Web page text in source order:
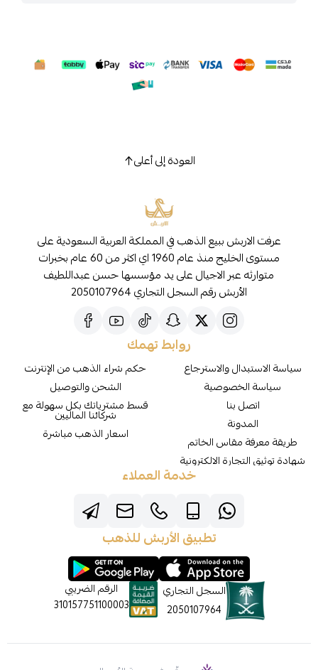
العودة إلى أعلى
عرفت الاربش ببيع الذهب في المملكة العربية السعودية على
مستوى الخليج منذ عام 1960 اي اكثر من 60 عام بخبرات
متوارثه عبر الاجيال على يد مؤسسها حسن عبداللطيف
الأربش رقم السجل التجاري 2050107964
روابط تهمك
سياسة الاستبدال والاسترجاع
سياسة الخصوصية
اتصل بنا
المدونة
طريقة معرفة مقاس الخاتم
شهادة توثيق التجارة الالكترونية
حكم شراء الذهب من الإنترنت
الشحن والتوصيل
قسط مشترياتك بكل سهولة مع
شركائنا الماليين
اسعار الذهب مباشرة
خدمة العملاء
تطبيق الأربش للذهب
السجل التجاري
2050107964
الرقم الضريبي
310157751100003